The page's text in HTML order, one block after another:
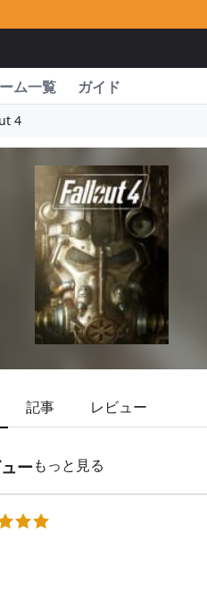
ム一覧 ガイド
4
記事 レビュー
ーもっと見る